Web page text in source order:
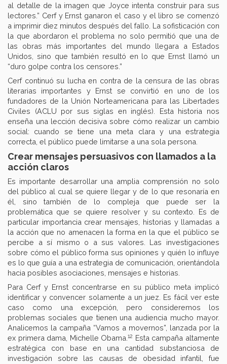
al detalle de la imagen que Joyce intenta construir para sus
lectores.” Cerf y Ernst ganaron el caso y el libro se comenzó
a imprimir diez minutos después del fallo. La sofisticación con
la que abordaron el problema no solo permitió que una de
las obras más importantes del mundo llegara a Estados
Unidos, sino que también resultó en lo que Ernst llamó un
“duro golpe contra los censores.”
Cerf continuó su lucha en contra de la censura de las obras
literarias importantes y Ernst se convirtió en uno de los
fundadores de la Unión Norteamericana para las Libertades
Civiles (ACLU por sus siglas en inglés). Esta historia nos
enseña una lección decisiva sobre cómo realizar un cambio
social: cuando se tiene una meta clara y una estrategia
correcta, el público puede limitarse a una sola persona.
Crear mensajes persuasivos con llamados a la
acción claros
Es importante desarrollar una amplia comprensión no solo
del público al cual se quiere llegar y de lo que resonaría en
él, sino también de lo compleja que puede ser la
problemática que se quiere resolver y su contexto. Es de
particular importancia crear mensajes, historias y llamadas a
la acción que no amenacen la forma en la que el público se
percibe a sí mismo o a sus valores. Las investigaciones
sobre cómo el público forma sus opiniones y quién lo influye
es lo que guía a una estrategia de comunicación, orientándola
hacia posibles asociaciones, mensajes e historias.
Para Cerf y Ernst concentrarse en su público meta implicó
identificar y convencer solamente a un juez. Es fácil ver este
caso como una excepción, pero consideremos los
problemas sociales que tienen una audiencia mucho mayor.
Analicemos la campaña “Vamos a movernos”, lanzada por la
ex primera dama, Michelle Obama.12 Esta campaña altamente
estratégica con base en una cantidad substanciosa de
investigación sobre las causas de obesidad infantil, fue